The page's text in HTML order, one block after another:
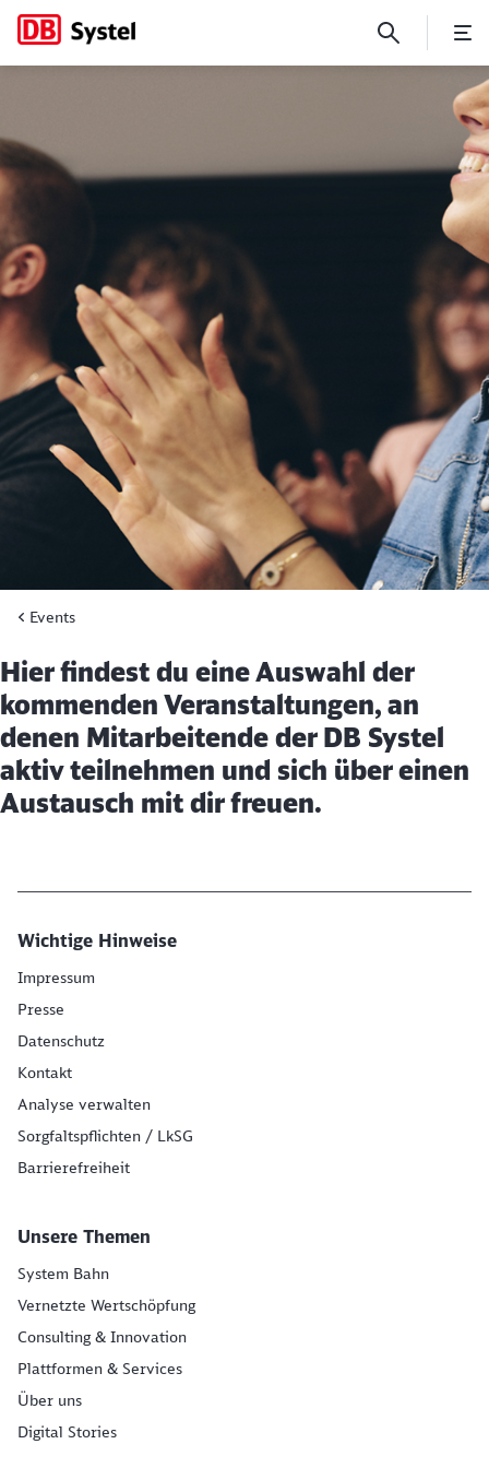
Events
Hier findest du eine Auswahl der
kommenden Veranstaltungen, an
denen Mitarbeitende der DB Systel
aktiv teilnehmen und sich über einen
Austausch mit dir freuen.
Wichtige Hinweise
Impressum
Presse
Datenschutz
Kontakt
Analyse verwalten
Sorgfaltspflichten / LkSG
Barrierefreiheit
Unsere Themen
System Bahn
Vernetzte Wertschöpfung
Consulting & Innovation
Plattformen & Services
Über uns
Digital Stories
Abbrechen